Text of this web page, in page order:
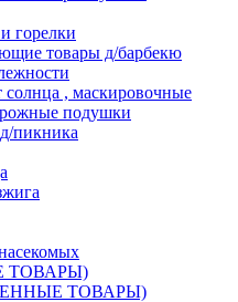
горелки
товары д/барбекю
солнца , маскировочные
подушки
пикника
ТОВАРЫ)
ТОВАРЫ)